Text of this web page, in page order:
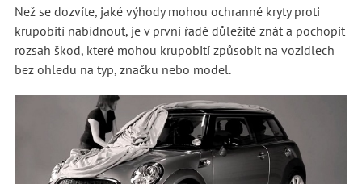
Než se dozvíte, jaké výhody mohou ochranné kryty proti
krupobití nabídnout, je v první řadě důležité znát a pochopit
rozsah škod, které mohou krupobití způsobit na vozidlech
bez ohledu na typ, značku nebo model.